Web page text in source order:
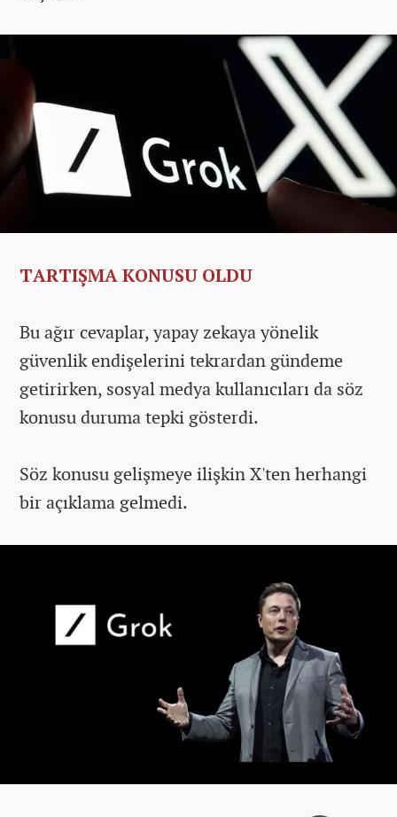
TARTIŞMA KONUSU OLDU
Bu ağır cevaplar, yapay zekaya yönelik
güvenlik endişelerini tekrardan gündeme
getirirken, sosyal medya kullanıcıları da söz
konusu duruma tepki gösterdi.
Söz konusu gelişmeye ilişkin X'ten herhangi
bir açıklama gelmedi.